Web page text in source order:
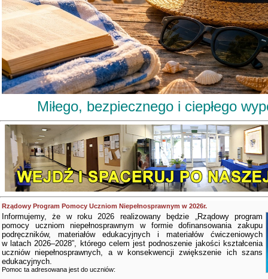
Miłego, bezpiecznego i ciepłego
Rządowy Program Pomocy Uczniom Niepełnosprawnym w 2026r.
Informujemy, że w roku 2026 realizowany będzie „Rządowy program
pomocy uczniom niepełnosprawnym w formie dofinansowania zakupu
podręczników, materiałów edukacyjnych i materiałów ćwiczeniowych
w latach 2026–2028”, którego celem jest podnoszenie jakości kształcenia
uczniów niepełnosprawnych, a w konsekwencji zwiększenie ich szans
edukacyjnych.
Pomoc ta adresowana jest do uczniów: